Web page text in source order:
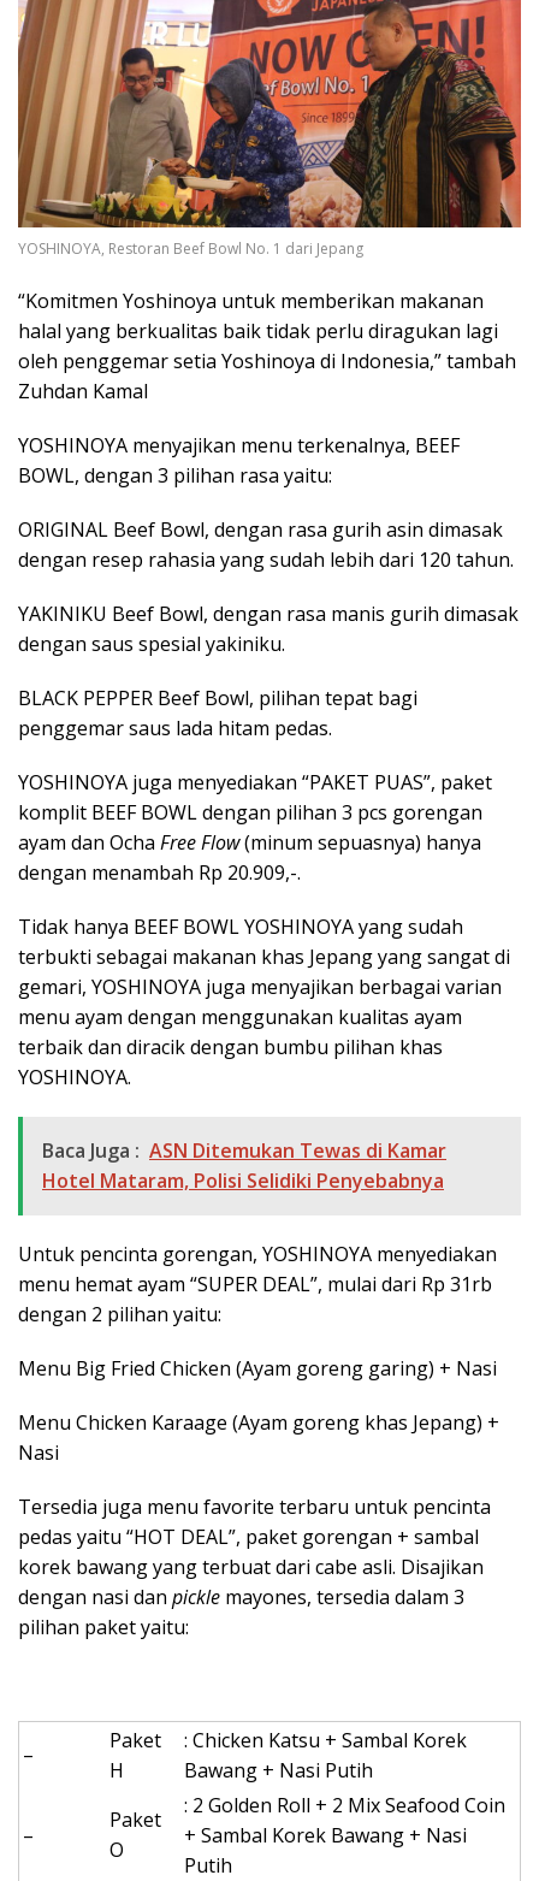
YOSHINOYA, Restoran Beef Bowl No. 1 dari Jepang
“Komitmen Yoshinoya untuk memberikan makanan
halal yang berkualitas baik tidak perlu diragukan lagi
oleh penggemar setia Yoshinoya di Indonesia,” tambah
Zuhdan Kamal
YOSHINOYA menyajikan menu terkenalnya, BEEF
BOWL, dengan 3 pilihan rasa yaitu:
ORIGINAL Beef Bowl, dengan rasa gurih asin dimasak
dengan resep rahasia yang sudah lebih dari 120 tahun.
YAKINIKU Beef Bowl, dengan rasa manis gurih dimasak
dengan saus spesial yakiniku.
BLACK PEPPER Beef Bowl, pilihan tepat bagi
penggemar saus lada hitam pedas.
YOSHINOYA juga menyediakan “PAKET PUAS”, paket
komplit BEEF BOWL dengan pilihan 3 pcs gorengan
ayam dan Ocha Free Flow(minum sepuasnya) hanya
dengan menambah Rp 20.909,-.
Tidak hanya BEEF BOWL YOSHINOYA yang sudah
terbukti sebagai makanan khas Jepang yang sangat di
gemari, YOSHINOYA juga menyajikan berbagai varian
menu ayam dengan menggunakan kualitas ayam
terbaik dan diracik dengan bumbu pilihan khas
YOSHINOYA.
Baca Juga : ASN Ditemukan Tewas di Kamar
Hotel Mataram, Polisi Selidiki Penyebabnya
Untuk pencinta gorengan, YOSHINOYA menyediakan
menu hemat ayam “SUPER DEAL”, mulai dari Rp 31rb
dengan 2 pilihan yaitu:
Menu Big Fried Chicken (Ayam goreng garing) + Nasi
Menu Chicken Karaage (Ayam goreng khas Jepang) +
Nasi
Tersedia juga menu favorite terbaru untuk pencinta
pedas yaitu “HOT DEAL”, paket gorengan + sambal
korek bawang yang terbuat dari cabe asli. Disajikan
dengan nasi dan pickle mayones, tersedia dalam 3
pilihan paket yaitu:
–
Paket
H
: Chicken Katsu + Sambal Korek
Bawang + Nasi Putih
–
Paket
O
: 2 Golden Roll + 2 Mix Seafood Coin
+ Sambal Korek Bawang + Nasi
Putih